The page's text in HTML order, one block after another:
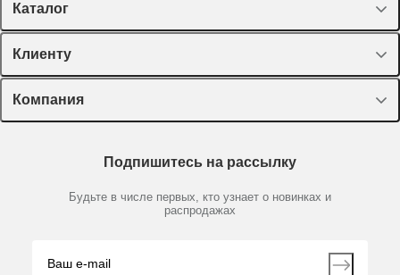
Каталог
Спецпредложения
Оборудование, приборы
Пластик, стекло, принадлежности
Химические реактивы, препараты, наборы
Производители
Клиенту
Лекторий Диаэм
Доставка и оплата
Мобильное приложение
Компания
Партнеры
Контакты
Подпишитесь на рассылку
Будьте в числе первых, кто узнает о новинках и
распродажах